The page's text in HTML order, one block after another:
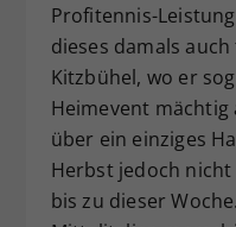
Profitennis-
dieses damals
Kitzbühel, wo er
Heimevent
über ein einziges
Herbst jedoch
bis zu dieser